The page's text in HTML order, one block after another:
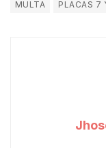
MULTA
PLACAS 7